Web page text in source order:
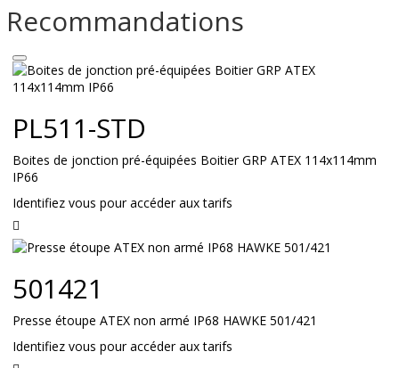
Recommandations
PL511-STD
Boites de jonction pré-équipées Boitier GRP ATEX 114x114mm
IP66
Identifiez vous pour accéder aux tarifs
la
501421
Presse étoupe ATEX non armé IP68 HAWKE 501/421
Identifiez vous pour accéder aux tarifs